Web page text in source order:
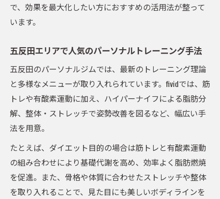
で、効果を最大化したい方におすすめの活用法が整って
います。
五反田エリアで人気のパーソナルトレーニング手法
五反田のパーソナルジムでは、最新のトレーニング理論
と多様なメニューが取り入れられています。fividでは、筋
トレや有酸素運動に加え、ハイパーナイフによる脂肪分
解、整体・ストレッチで姿勢改善を図るなど、幅広い手
法を用意。
たとえば、ダイエット目的の場合は筋トレと有酸素運動
の組み合わせにより基礎代謝を高め、効率よく脂肪燃焼
を促進。また、骨格や体質に合わせたストレッチや整体
を取り入れることで、見た目にも美しいボディラインを